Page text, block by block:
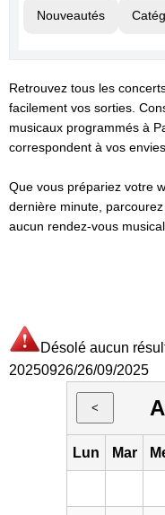
Nouveautés
Retrouvez tous les
facilement vos sorties.
musicaux programmés à
correspondent à vos envies.
Que vous prépariez votre
dernière minute,
aucun rendez-vous
Désolé aucun
20250926/26/09/2025
<
Lun Mar